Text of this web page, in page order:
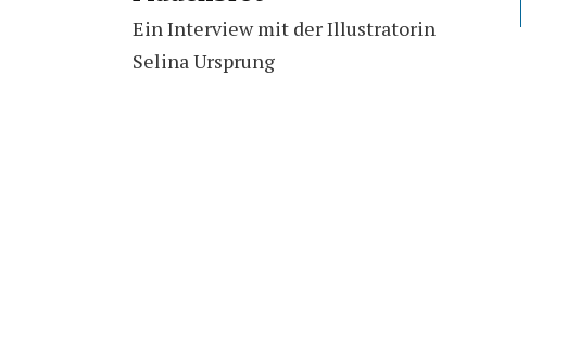
Ein Interview mit der Illustratorin
Selina Ursprung